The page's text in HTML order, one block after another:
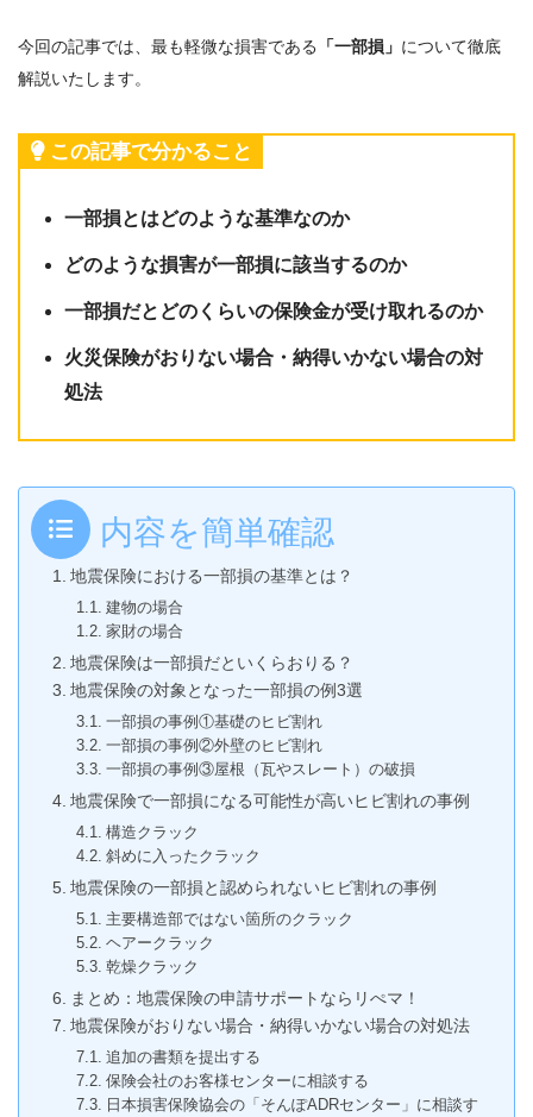
今回の記事では、最も軽微な損害である 「一部損」 について徹底
解説いたします。
この記事で分かること
一部損とはどのような基準なのか
どのような損害が一部損に該当するのか
一部損だとどのくらいの保険金が受け取れるのか
火災保険がおりない場合・納得いかない場合の対
処法
内容を簡単確認
地震保険における一部損の基準とは？
建物の場合
家財の場合
地震保険は一部損だといくらおりる？
地震保険の対象となった一部損の例3選
一部損の事例①基礎のヒビ割れ
一部損の事例②外壁のヒビ割れ
一部損の事例③屋根（瓦やスレート）の破損
地震保険で一部損になる可能性が高いヒビ割れの事例
構造クラック
斜めに入ったクラック
地震保険の一部損と認められないヒビ割れの事例
主要構造部ではない箇所のクラック
ヘアークラック
乾燥クラック
まとめ：地震保険の申請サポートならリぺマ！
地震保険がおりない場合・納得いかない場合の対処法
追加の書類を提出する
保険会社のお客様センターに相談する
日本損害保険協会の「そんぽADRセンター」に相談す